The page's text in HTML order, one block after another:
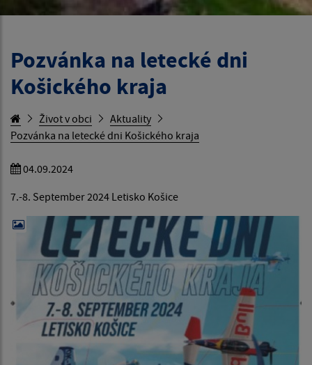
Pozvánka na letecké dni
Košického kraja
Život v obci
Aktuality
Pozvánka na letecké dni Košického kraja
04.09.2024
7.-8. September 2024 Letisko Košice